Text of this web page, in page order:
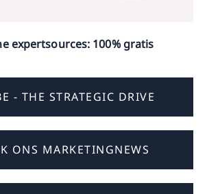
expertsources: 100% gratis
- THE STRATEGIC DRIVE
ONS MARKETINGNEWS